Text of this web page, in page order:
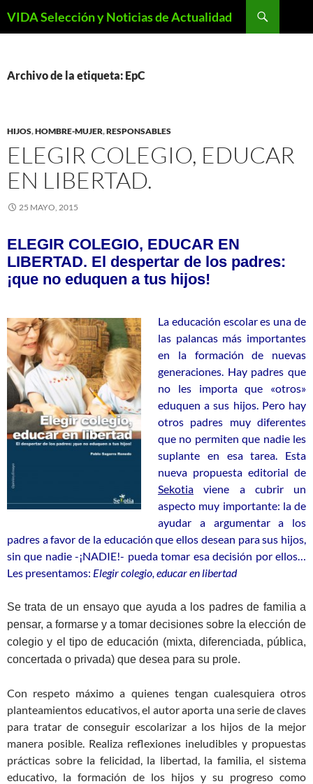
VIDA Selección y Noticias de Actualidad
Archivo de la etiqueta: EpC
HIJOS,HOMBRE-MUJER,RESPONSABLES
ELEGIR COLEGIO, EDUCAR
EN LIBERTAD.
25 MAYO, 2015
ELEGIR COLEGIO, EDUCAR EN
LIBERTAD. El despertar de los padres:
¡que no eduquen a tus hijos!
La educación escolar es una de
las palancas más importantes
en la formación de nuevas
generaciones. Hay padres que
no les importa que «otros»
eduquen a sus hijos. Pero hay
otros padres muy diferentes
que no permiten que nadie les
suplante en esa tarea. Esta
nueva propuesta editorial de
Sekotia viene a cubrir un
aspecto muy importante: la de
ayudar a argumentar a los
padres a favor de la educación que ellos desean para sus hijos,
sin que nadie -¡NADIE!- pueda tomar esa decisión por ellos…
Les presentamos: Elegir colegio, educar en libertad
Se trata de un ensayo que ayuda a los padres de familia a
pensar, a formarse y a tomar decisiones sobre la elección de
colegio y el tipo de educación (mixta, diferenciada, pública,
concertada o privada) que desea para su prole.
Con respeto máximo a quienes tengan cualesquiera otros
planteamientos educativos, el autor aporta una serie de claves
para tratar de conseguir escolarizar a los hijos de la mejor
manera posible. Realiza reflexiones ineludibles y propuestas
prácticas sobre la felicidad, la libertad, la familia, el sistema
educativo, la formación de los hijos y su progreso como